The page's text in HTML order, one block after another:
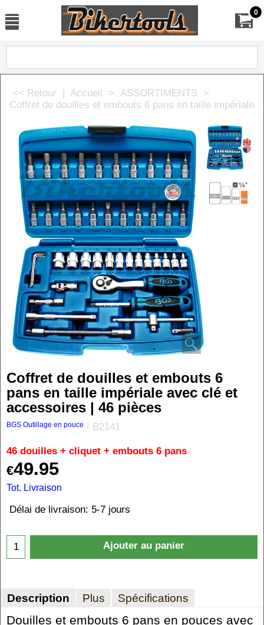
0
<< Retour | Accueil > ASSORTIMENTS >
Coffret de douilles et embouts 6 pans en taille impériale
Coffret de douilles et embouts 6
pans en taille impériale avec clé et
accessoires | 46 pièces
BGS Outillage en pouce B2141
46 douilles + cliquet + embouts 6 pans
€49.95
Tot. Livraison
Délai de livraison: 5-7 jours
Ajouter au panier
Description Plus Spécifications
Douilles et embouts 6 pans en pouces avec